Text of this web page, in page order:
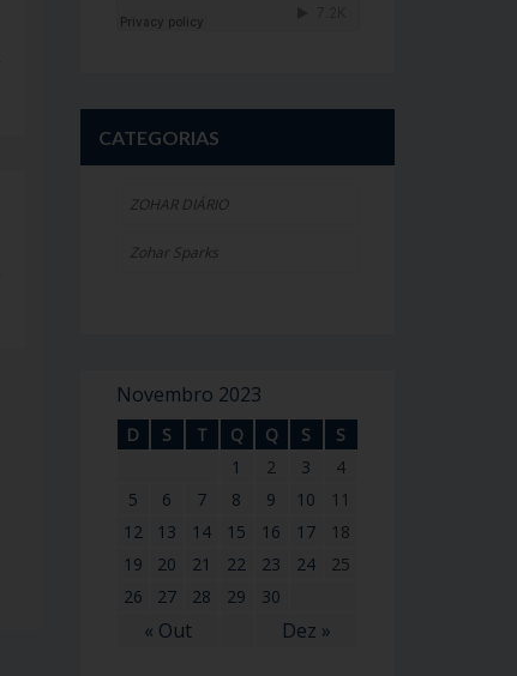
CATEGORIAS
ZOHAR DIÁRIO
Zohar Sparks
Novembro 2023
D S T Q Q S S
« Out Dez »
1 2 3
4
5
6 7 8 9 10
11
12
13 14 15 16 17
18
19
20 21 22 23 24
25
26
27 28 29 30